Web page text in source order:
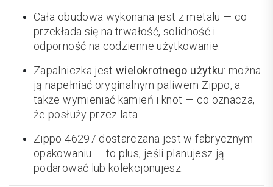
Cała obudowa wykonana jest z metalu — co
przekłada się na trwałość, solidność i
odporność na codzienne użytkowanie.
Zapalniczka jestwielokrotnego użytku: można
ją napełniać oryginalnym paliwem Zippo, a
także wymieniać kamień i knot — co oznacza,
że posłuży przez lata.
Zippo 46297 dostarczana jest w fabrycznym
opakowaniu — to plus, jeśli planujesz ją
podarować lub kolekcjonujesz.